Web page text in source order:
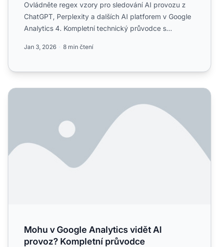
Ovládněte regex vzory pro sledování AI provozu z
ChatGPT, Perplexity a dalších AI platforem v Google
Analytics 4. Kompletní technický průvodce s
Jan 3, 2026 8 min čtení
Mohu v Google Analytics vidět AI provoz? Kompletní
Mohu v Google Analytics vidět AI
provoz? Kompletní průvodce